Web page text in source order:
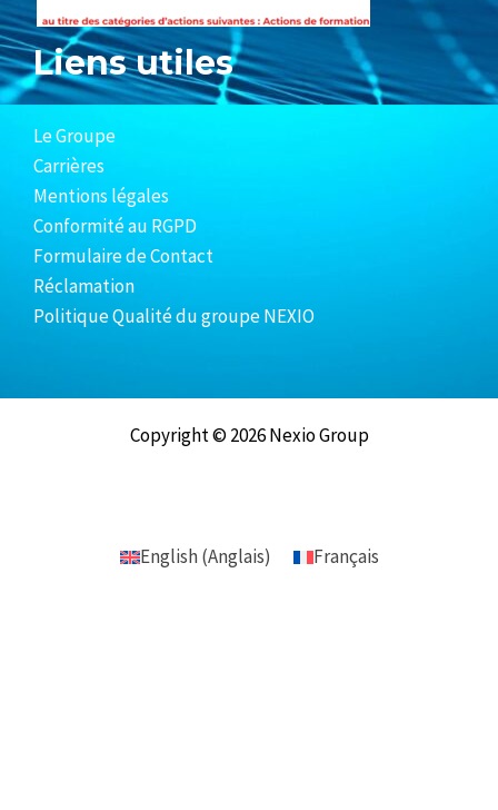
Liens utiles
Le Groupe
Carrières
Mentions légales
Conformité au RGPD
Formulaire de Contact
Réclamation
Politique Qualité du groupe NEXIO
Copyright © 2026 Nexio Group
English(Anglais) Français